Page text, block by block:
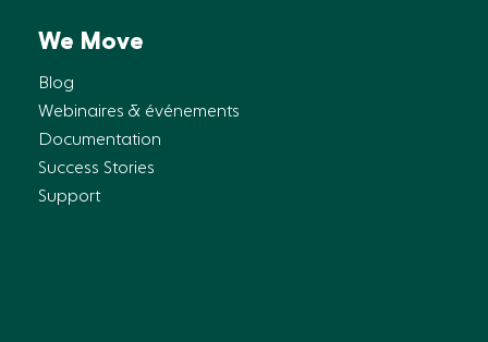
We Move
Blog
Webinaires & événements
Documentation
Success Stories
Support